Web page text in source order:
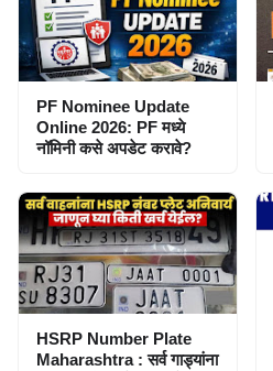
PF Nominee Update
Online 2026: PF मध्ये
नॉमिनी कसे अपडेट करावे?
HSRP Number Plate
Maharashtra : सर्व गाड्यांना
HSRP नंबर प्लेट बसवणे आता